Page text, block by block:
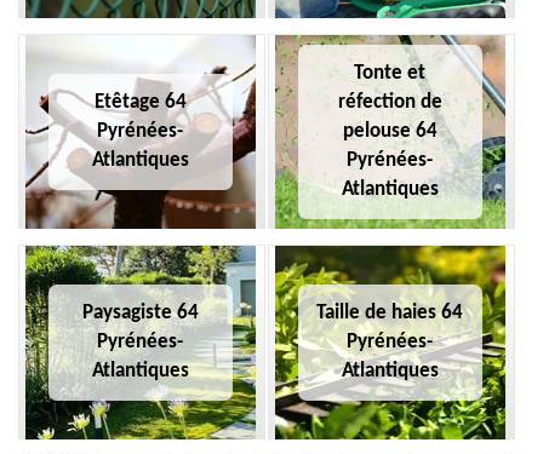
Etêtage 64
Pyrénées-
Atlantiques
Tonte et
réfection de
pelouse 64
Pyrénées-
Atlantiques
Paysagiste 64
Pyrénées-
Atlantiques
Taille de haies 64
Pyrénées-
Atlantiques